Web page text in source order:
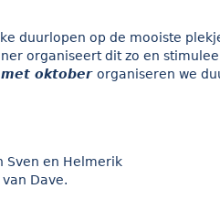
duurlopen op de mooiste
organiseert dit zo en
oktober organiseren we
Sven en Helmerik
Dave.